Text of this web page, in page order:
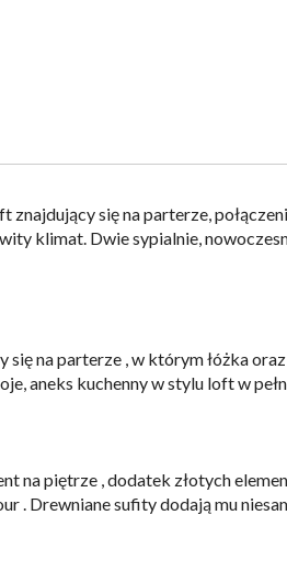
się na parterze,
klimat. Dwie sypialnie,
się na parterze , w którym łóżka
aneks kuchenny w stylu loft w
na piętrze , dodatek złotych
. Drewniane sufity dodają mu